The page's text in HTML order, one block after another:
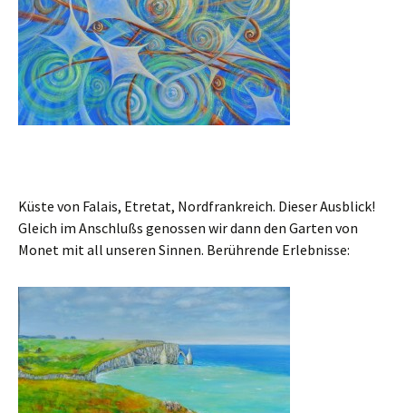
Küste von Falais, Etretat, Nordfrankreich. Dieser Ausblick!
Gleich im Anschlußs genossen wir dann den Garten von
Monet mit all unseren Sinnen. Berührende Erlebnisse: